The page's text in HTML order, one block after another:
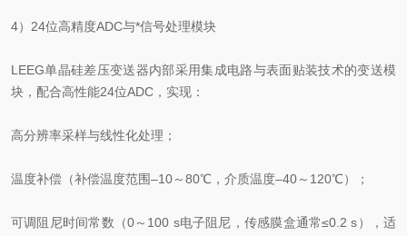
4）24位高精度ADC与*信号处理模块
LEEG单晶硅差压变送器内部采用集成电路与表面贴装技术的变送模
块，配合高性能24位ADC，实现：
高分辨率采样与线性化处理；
温度补偿（补偿温度范围–10～80℃，介质温度–40～120℃）；
可调阻尼时间常数（0～100 s电子阻尼，传感膜盒通常≤0.2 s），适